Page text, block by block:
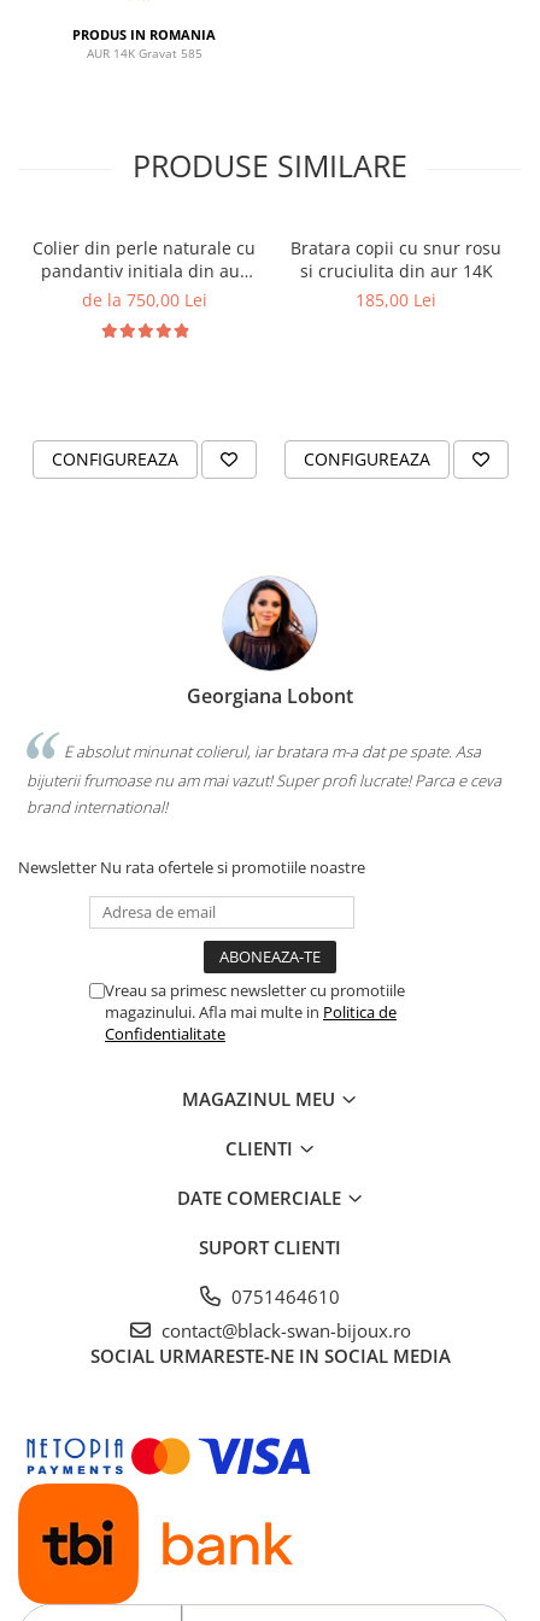
PRODUS IN ROMANIA
AUR 14K Gravat 585
PRODUSE SIMILARE
Colier din perle naturale cu
pandantiv initiala din aur
14K si bilute din aur 14K de
de la 750,00 Lei
CONFIGUREAZA
Bratara copii cu snur rosu
si cruciulita din aur 14K
185,00 Lei
CONFIGUREAZA
Georgiana Lobont
E absolut minunat colierul, iar bratara m-a dat pe spate. Asa
bijuterii frumoase nu am mai vazut! Super profi lucrate! Parca e ceva
brand international!
Newsletter Nu rata ofertele si promotiile noastre
Vreau sa primesc newsletter cu promotiile
magazinului. Afla mai multe in Politica de
Confidentialitate
MAGAZINUL MEU
CLIENTI
DATE COMERCIALE
SUPORT CLIENTI
0751464610
contact@black-swan-bijoux.ro
SOCIAL URMARESTE-NE IN SOCIAL MEDIA